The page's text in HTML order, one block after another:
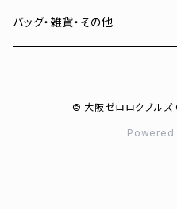
スウェット
# 0 岡田竜汰
スウェット・パーカー
バッグ・雑貨・その他
© 大阪ゼロロクブル
Powered